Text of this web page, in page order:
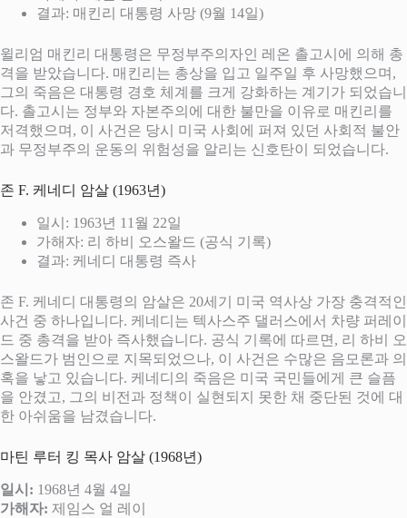
결과: 매킨리 대통령 사망 (9월 14일)
윌리엄 매킨리 대통령은 무정부주의자인 레온 촐고시에 의해 총
격을 받았습니다. 매킨리는 총상을 입고 일주일 후 사망했으며,
그의 죽음은 대통령 경호 체계를 크게 강화하는 계기가 되었습니
다. 촐고시는 정부와 자본주의에 대한 불만을 이유로 매킨리를
저격했으며, 이 사건은 당시 미국 사회에 퍼져 있던 사회적 불안
과 무정부주의 운동의 위험성을 알리는 신호탄이 되었습니다.
존 F. 케네디 암살 (1963년)
일시: 1963년 11월 22일
가해자: 리 하비 오스왈드 (공식 기록)
결과: 케네디 대통령 즉사
존 F. 케네디 대통령의 암살은 20세기 미국 역사상 가장 충격적인
사건 중 하나입니다. 케네디는 텍사스주 댈러스에서 차량 퍼레이
드 중 총격을 받아 즉사했습니다. 공식 기록에 따르면, 리 하비 오
스왈드가 범인으로 지목되었으나, 이 사건은 수많은 음모론과 의
혹을 낳고 있습니다. 케네디의 죽음은 미국 국민들에게 큰 슬픔
을 안겼고, 그의 비전과 정책이 실현되지 못한 채 중단된 것에 대
한 아쉬움을 남겼습니다.
마틴 루터 킹 목사 암살 (1968년)
일시: 1968년 4월 4일
가해자: 제임스 얼 레이